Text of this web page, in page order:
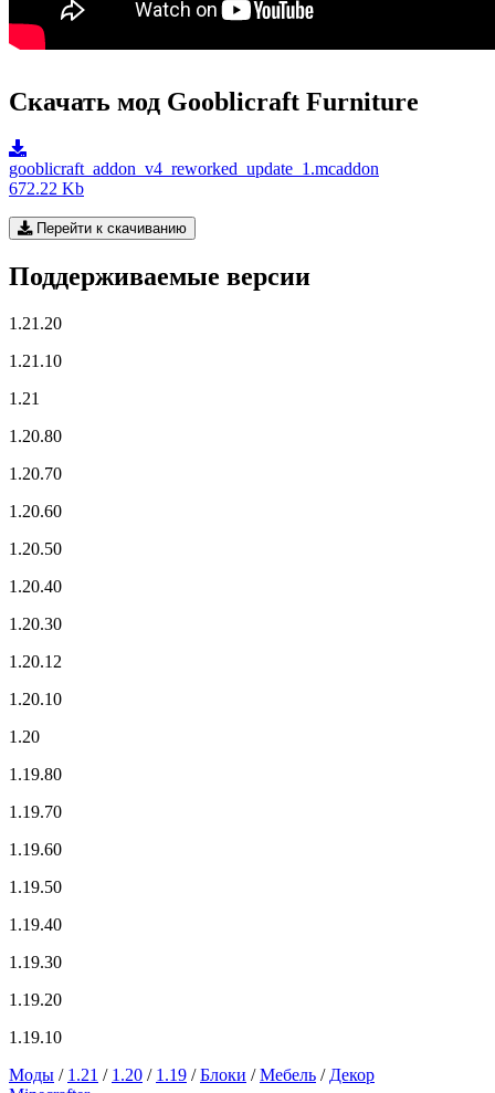
Скачать мод Gooblicraft Furniture
gooblicraft_addon_v4_reworked_update_1.mcaddon
672.22 Kb
Перейти к скачиванию
Поддерживаемые версии
1.21.20
1.21.10
1.21
1.20.80
1.20.70
1.20.60
1.20.50
1.20.40
1.20.30
1.20.12
1.20.10
1.20
1.19.80
1.19.70
1.19.60
1.19.50
1.19.40
1.19.30
1.19.20
1.19.10
Моды / 1.21 / 1.20 / 1.19 /Блоки /Мебель / Декор